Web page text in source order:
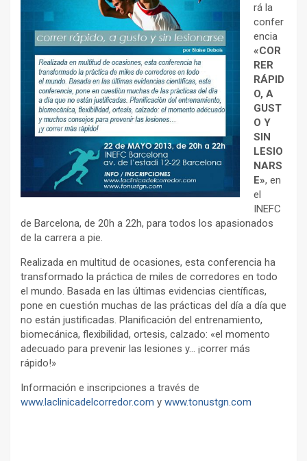
rá la
confer
encia
«COR
RER
RÁPID
O, A
GUST
O Y
SIN
LESIO
NARS
E», en
el
INEFC
de Barcelona, de 20h a 22h, para todos los apasionados
de la carrera a pie.
Realizada en multitud de ocasiones, esta conferencia ha
transformado la práctica de miles de corredores en todo
el mundo. Basada en las últimas evidencias científicas,
pone en cuestión muchas de las prácticas del día a día que
no están justificadas. Planificación del entrenamiento,
biomecánica, flexibilidad, ortesis, calzado: «el momento
adecuado para prevenir las lesiones y… ¡correr más
rápido!»
Información e inscripciones a través de
www.laclinicadelcorredor.com y www.tonustgn.com